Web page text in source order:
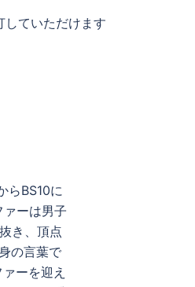
ていただけます
らBS10に
ァーは男子
き、頂点
の言葉で
ーを迎え